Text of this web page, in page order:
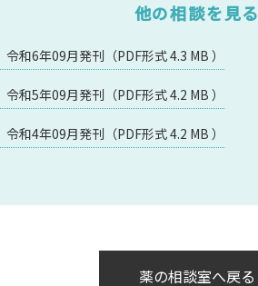
他の相談を見る
6年09月発刊（PDF形式 4.3 MB ）
5年09月発刊（PDF形式 4.2 MB ）
4年09月発刊（PDF形式 4.2 MB ）
薬の相談室へ戻る